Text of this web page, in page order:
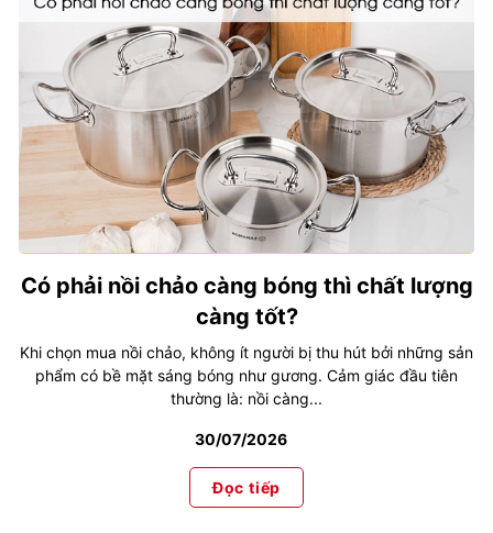
Có phải nồi chảo càng bóng thì chất lượng
càng tốt?
Khi chọn mua nồi chảo, không ít người bị thu hút bởi những sản
phẩm có bề mặt sáng bóng như gương. Cảm giác đầu tiên
thường là: nồi càng...
30/07/2026
Đọc tiếp